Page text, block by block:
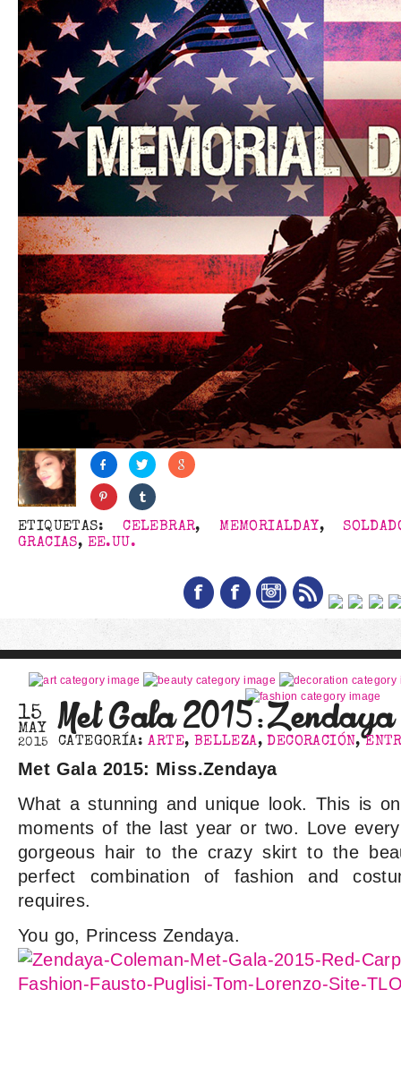
ETIQUETAS:CELEBRAR,MEMORIALDAY,
GRACIAS, EE.UU.
15
MAY
2015
Met Gala 2015:Zendaya
CATEGORÍA:ARTE, BELLEZA, DECORACIÓN,
Met Gala 2015: Miss.Zendaya
What a stunning and unique look. This is
moments of the last year or two. Love
gorgeous hair to the crazy skirt to the
perfect combination of fashion and
requires.
You go, Princess Zendaya.